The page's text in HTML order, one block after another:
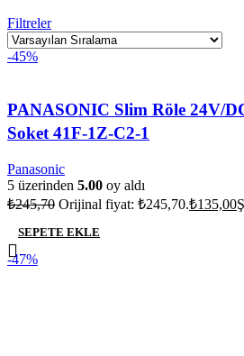
Filtreler
-45%
PANASONIC Slim Röle 24V/
Soket 41F-1Z-C2-1
Panasonic
5 üzerinden 5.00 oy aldı
₺245,70 Orijinal fiyat: ₺245,70.₺135,00
SEPETE EKLE
-47%